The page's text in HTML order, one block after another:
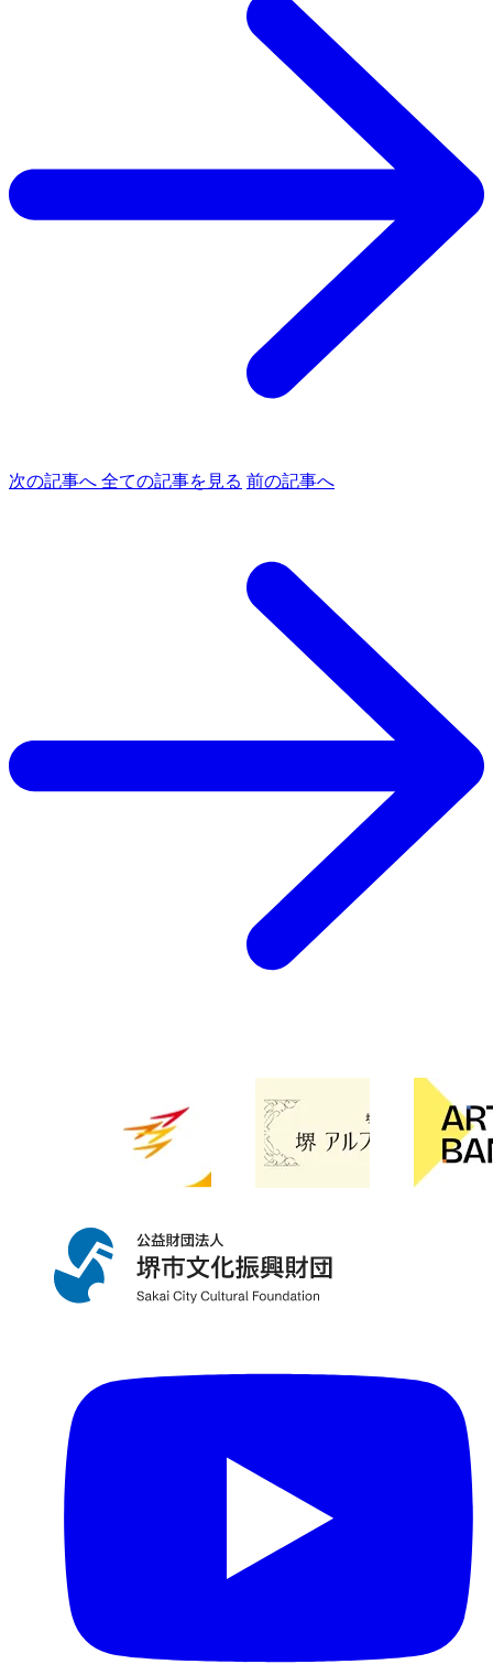
次の記事へ 全ての記事を見る 前の記事へ